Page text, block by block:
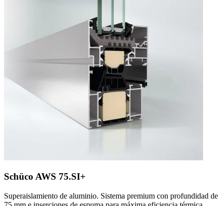
Schüco AWS 75.SI+
Superaislamiento de aluminio. Sistema premium con profundidad de